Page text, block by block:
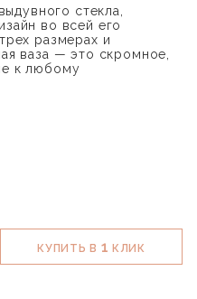
стекла,
во всей его
размерах и
ваза — это скромное,
к любому
КУПИТЬ В 1 КЛИК